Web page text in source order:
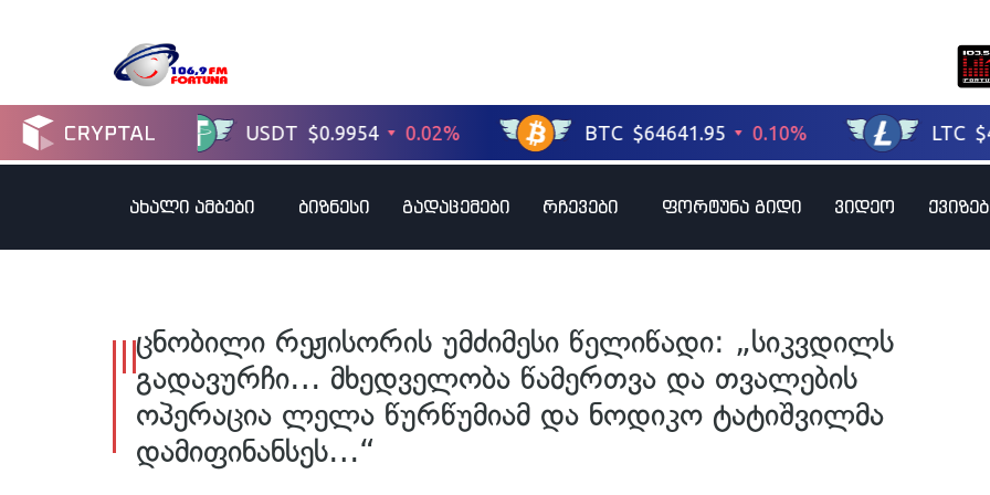
ახალი ამბები ბიზნესი გადაცემები რჩევები ფორტუნა გიდი ვიდეო
ცნობილი რეჟისორის უმძიმესი წელიწადი: „სიკვდილს
გადავურჩი… მხედველობა წამერთვა და თვალების
ოპერაცია ლელა წურწუმიამ და ნოდიკო ტატიშვილმა
დამიფინანსეს…“